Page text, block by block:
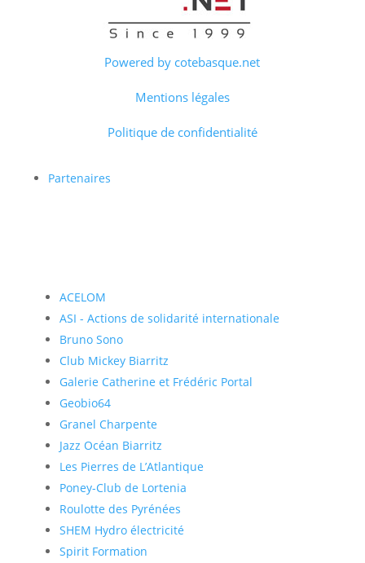
Powered by cotebasque.net
Mentions légales
Politique de confidentialité
Partenaires
ACELOM
ASI - Actions de solidarité internationale
Bruno Sono
Club Mickey Biarritz
Galerie Catherine et Frédéric Portal
Geobio64
Granel Charpente
Jazz Océan Biarritz
Les Pierres de L’Atlantique
Poney-Club de Lortenia
Roulotte des Pyrénées
SHEM Hydro électricité
Spirit Formation